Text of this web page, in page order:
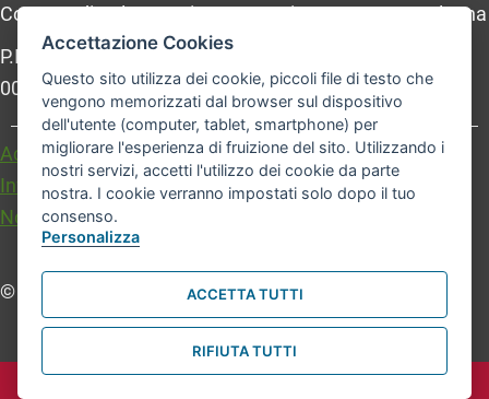
Comune di Bologna, Piazza Maggiore, 6 - 40124 Bologna
P.Iva: 01232710374 - Cod. IBAN: IT 88 R 02008 02435
000020067156
Accessibilità
Carta dei valori
Informativa sul trattamento dei dati personali
Note legali
© Comune di Bologna. Tutti i diritti riservati.
Accettazione Cookies
Questo sito utilizza dei cookie, piccoli file di testo che
vengono memorizzati dal browser sul dispositivo
dell'utente (computer, tablet, smartphone) per
migliorare l'esperienza di fruizione del sito. Utilizzando i
nostri servizi, accetti l'utilizzo dei cookie da parte
nostra. I cookie verranno impostati solo dopo il tuo
consenso.
Personalizza
ACCETTA TUTTI
RIFIUTA TUTTI